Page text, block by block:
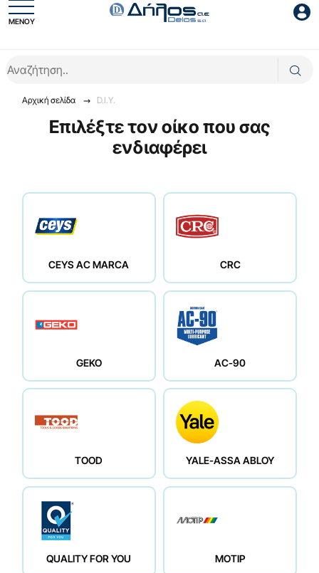
ΜΕΝΟΥ
Αρχική σελίδα D.I.Y.
Επιλέξτε τον οίκο που σας
ενδιαφέρει
CEYS AC MARCA CRC
GEKO AC-90
TOOD YALE-ASSA ABLOY
QUALITY FOR YOU ΜΟΤΙΡ